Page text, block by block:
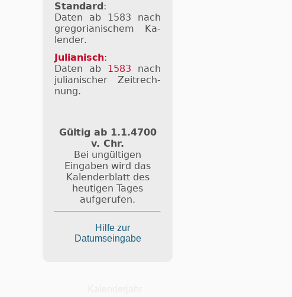
Standard :
Daten ab 1583 nach
gre­go­ri­a­ni­schem Ka­
len­der.
Julianisch:
Daten ab 1583 nach
ju­li­a­ni­scher Zeit­rech­
nung.
Gültig ab 1.1.4700
v. Chr.
Bei ungültigen
Eingaben wird das
Kalenderblatt des
heutigen Tages
aufgerufen.
Hilfe zur
Datumseingabe